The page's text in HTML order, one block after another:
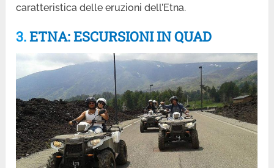
caratteristica delle eruzioni dell’Etna.
3.ETNA: ESCURSIONI IN QUAD